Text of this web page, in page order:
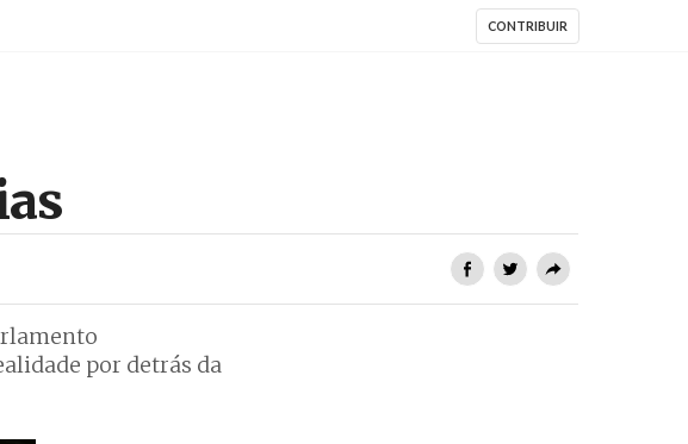
CONTRIBUIR
por detrás da